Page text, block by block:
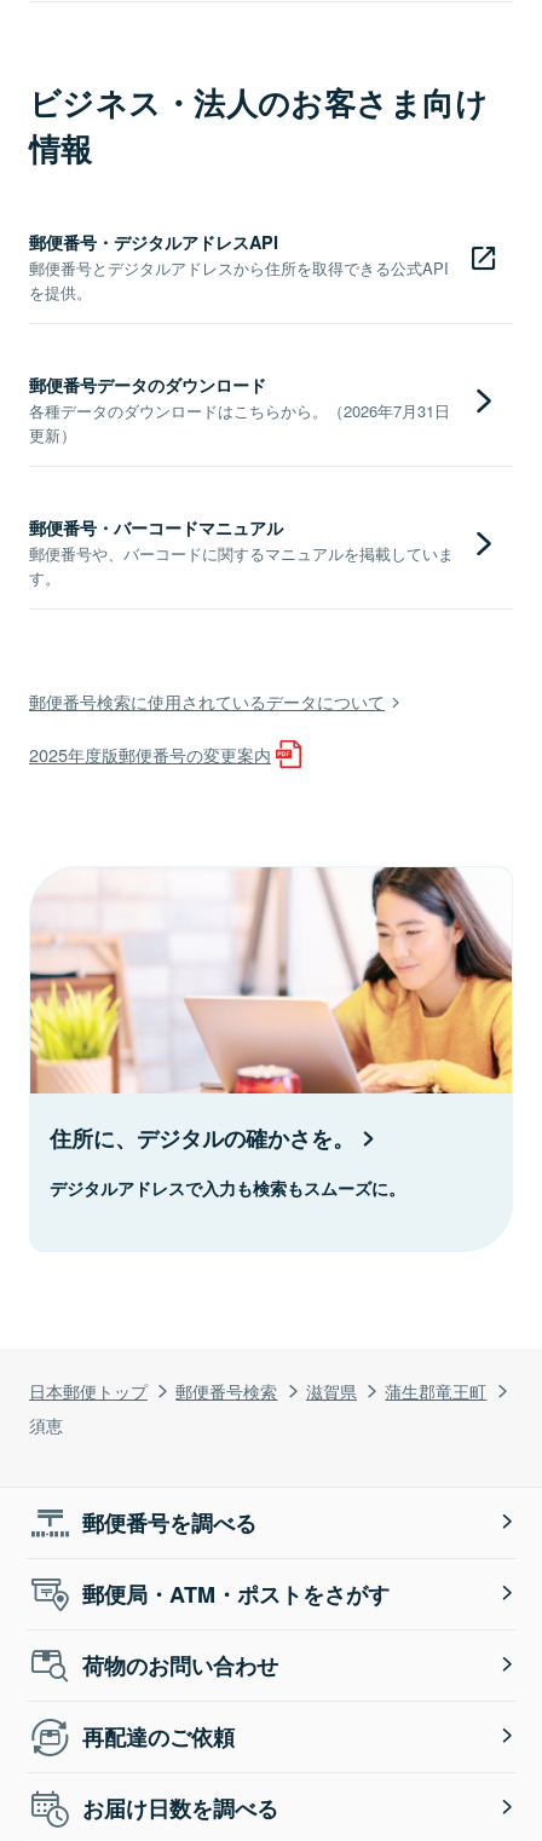
日本郵便トップ 郵便番号検索 滋賀県
蒲生郡竜王町
須恵
ビジネス・法人のお客さま向け
情報
郵便番号・デジタルアドレスAPI
郵便番号とデジタルアドレスから住所を取得できる公式API
を提供。
郵便番号データのダウンロード
各種データのダウンロードはこちらから。（2026年7月31日
更新）
郵便番号・バーコードマニュアル
郵便番号や、バーコードに関するマニュアルを掲載していま
す。
郵便番号検索に使用されているデータについて
2025年度版郵便番号の変更案内
住所に、デジタルの確かさを。
デジタルアドレスで入力も検索もスムーズに。
郵便番号を調べる
郵便局・ATM・ポストをさがす
荷物のお問い合わせ
再配達のご依頼
お届け日数を調べる